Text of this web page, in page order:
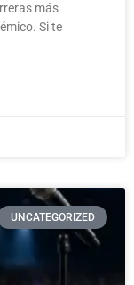
más
Si te
UNCATEGORIZED